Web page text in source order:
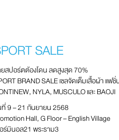
SALE
สปอร์ตต้องโดน ลดสูงสุด 70%
BRAND SALE เซลจัดเต็มเสื้อผ้า แฟ
NYLA, MUSCULO และ BAOJI
9 – 21 กันยายน 2568
Hall, G Floor – English Village
ร์มินอล21 พระราม3